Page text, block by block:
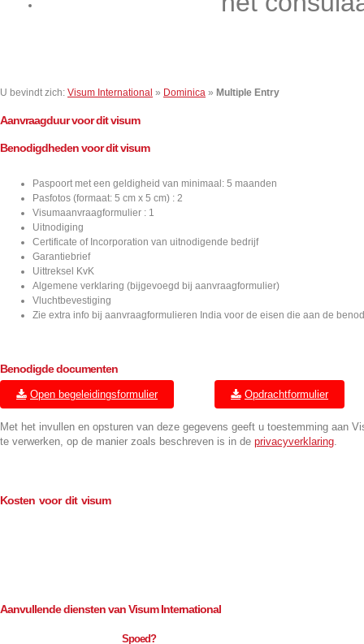
U bevindt zich: Visum International » Dominica » Multiple Entry
Aanvraagduur voor dit visum
Benodigdheden voor dit visum
Paspoort met een geldigheid van minimaal: 5 maanden
Pasfotos (formaat: 5 cm x 5 cm) : 2
Visumaanvraagformulier : 1
Uitnodiging
Certificate of Incorporation van uitnodigende bedrijf
Garantiebrief
Uittreksel KvK
Algemene verklaring (bijgevoegd bij aanvraagformulier)
Vluchtbevestiging
Zie extra info bij aanvraagformulieren India voor de eisen die aan de
Benodigde documenten
Open begeleidingsformulier Opdrachtformulier
Met het invullen en opsturen van deze gegevens geeft u toestemming aan
te verwerken, op de manier zoals beschreven is in de privacyverklaring.
Kosten voor dit visum
Aanvullende diensten van Visum International
Spoed?